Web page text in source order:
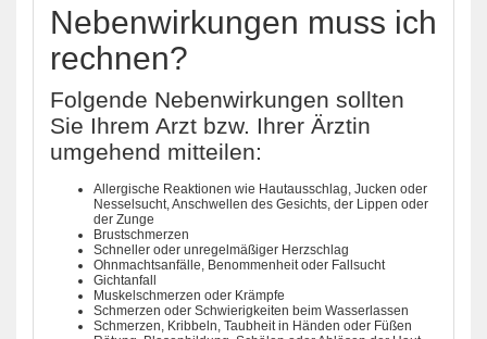
Nebenwirkungen muss ich
rechnen?
Folgende Nebenwirkungen sollten
Sie Ihrem Arzt bzw. Ihrer Ärztin
umgehend mitteilen:
Allergische Reaktionen wie Hautausschlag, Jucken oder
Nesselsucht, Anschwellen des Gesichts, der Lippen oder
der Zunge
Brustschmerzen
Schneller oder unregelmäßiger Herzschlag
Ohnmachtsanfälle, Benommenheit oder Fallsucht
Gichtanfall
Muskelschmerzen oder Krämpfe
Schmerzen oder Schwierigkeiten beim Wasserlassen
Schmerzen, Kribbeln, Taubheit in Händen oder Füßen